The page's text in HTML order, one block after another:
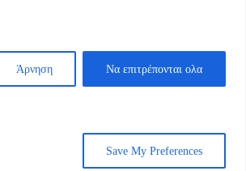
Άρνηση Να επιτρέπονται ολα
Save My Preferences